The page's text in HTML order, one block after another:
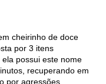
cheirinho de doce
por 3 itens
possui este nome
recuperando em
por agressões